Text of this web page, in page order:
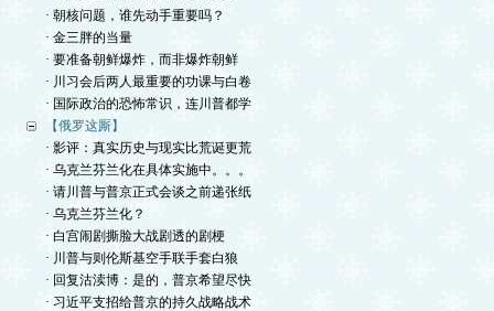
· 朝核问题，谁先动手重要吗？
· 金三胖的当量
· 要准备朝鲜爆炸，而非爆炸朝鲜
· 川习会后两人最重要的功课与白卷
· 国际政治的恐怖常识，连川普都学
【俄罗这厮】
· 影评：真实历史与现实比荒诞更荒
· 乌克兰芬兰化在具体实施中。。。
· 请川普与普京正式会谈之前递张纸
· 乌克兰芬兰化？
· 白宫闹剧撕脸大战剧透的剧梗
· 川普与则伦斯基空手联手套白狼
· 回复沽渎博：是的，普京希望尽快
· 习近平支招给普京的持久战略战术